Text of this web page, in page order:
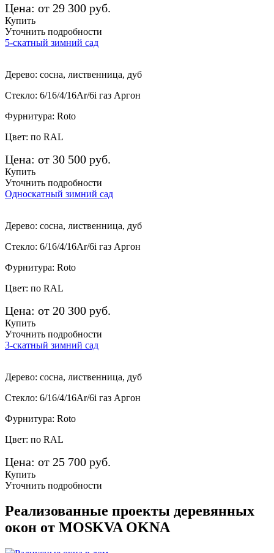
Цена: от 29 300 руб.
Купить
Уточнить подробности
5-скатный зимний сад
Дерево: сосна, лиственница, дуб
Стекло: 6/16/4/16Ar/6i газ Аргон
Фурнитура: Roto
Цвет: по RAL
Цена: от 30 500 руб.
Купить
Уточнить подробности
Односкатный зимний сад
Дерево: сосна, лиственница, дуб
Стекло: 6/16/4/16Ar/6i газ Аргон
Фурнитура: Roto
Цвет: по RAL
Цена: от 20 300 руб.
Купить
Уточнить подробности
3-скатный зимний сад
Дерево: сосна, лиственница, дуб
Стекло: 6/16/4/16Ar/6i газ Аргон
Фурнитура: Roto
Цвет: по RAL
Цена: от 25 700 руб.
Купить
Уточнить подробности
Реализованные проекты деревянных
окон от MOSKVA OKNA